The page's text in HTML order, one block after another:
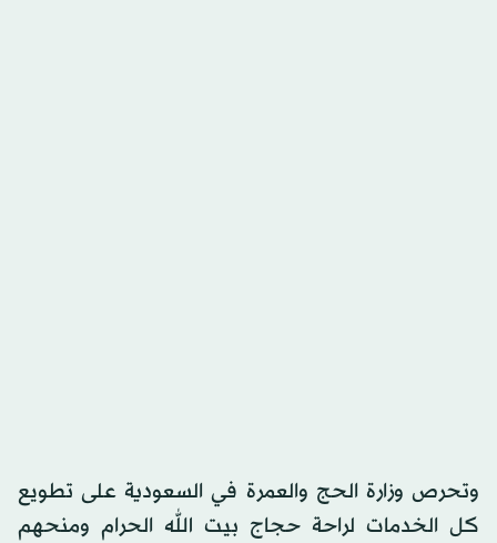
وتحرص وزارة الحج والعمرة في السعودية على تطويع
كل الخدمات لراحة حجاج بيت الله الحرام ومنحهم